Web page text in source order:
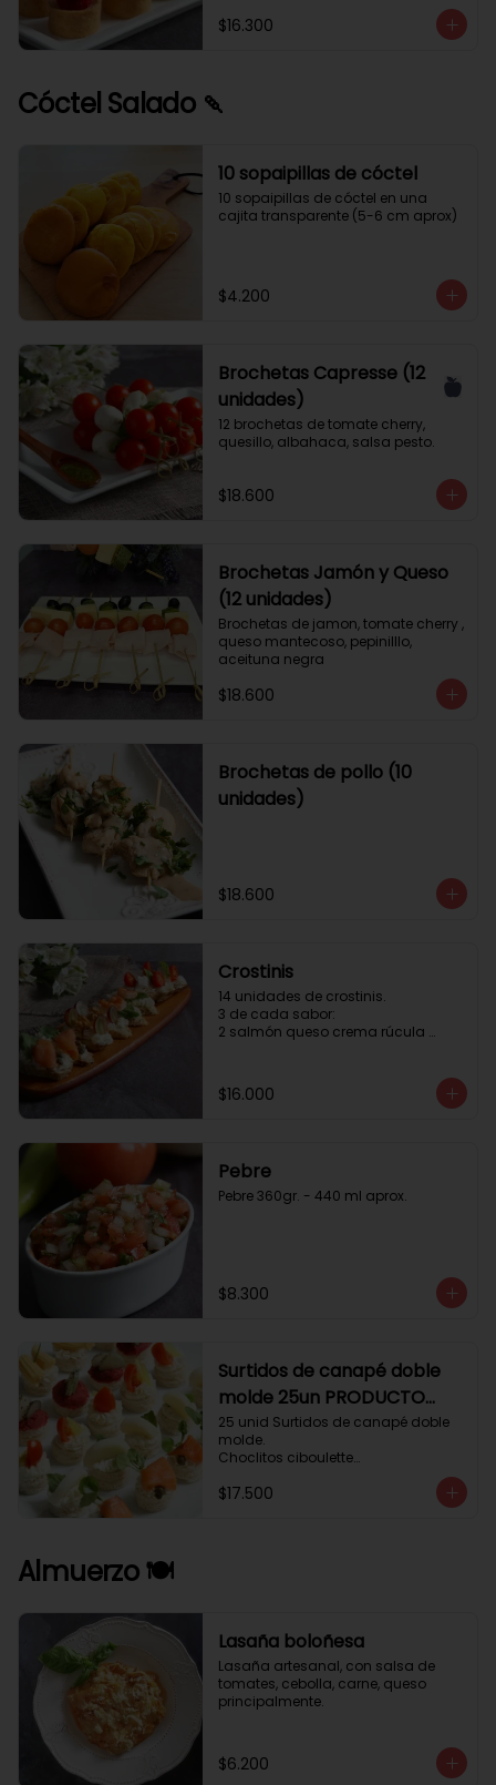
crema, 2 macarrones
$16.300
Cóctel Salado 🍡
10 sopaipillas de cóctel
10 sopaipillas de cóctel en una
cajita transparente (5-6 cm aprox)
$4.200
Brochetas Capresse (12
unidades)
12 brochetas de tomate cherry,
quesillo, albahaca, salsa pesto.
$18.600
Brochetas Jamón y Queso
(12 unidades)
Brochetas de jamon, tomate cherry ,
queso mantecoso, pepinilllo,
aceituna negra
$18.600
Brochetas de pollo (10
unidades)
$18.600
Crostinis
14 unidades de crostinis.
3 de cada sabor:
2 salmón queso crema rúcula
caramelizada y miel.
3 camaron queso crema rúcula.
$16.000
Pebre
Pebre 360gr. - 440 ml aprox.
$8.300
Surtidos de canapé doble
molde 25un PRODUCTO
DELICADO .
25 unid Surtidos de canapé doble
molde.
Choclitos ciboulette
Tomate aji verde.
$17.500
Almuerzo 🍽️
Lasaña boloñesa
Lasaña artesanal, con salsa de
tomates, cebolla, carne, queso
principalmente.
$6.200